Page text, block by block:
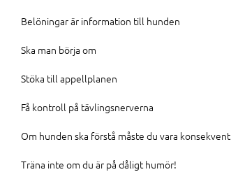
Belöningar är information till hunden
Ska man börja om
Stöka till appellplanen
Få kontroll på tävlingsnerverna
Om hunden ska förstå måste du vara konsekvent
Träna inte om du är på dåligt humör!